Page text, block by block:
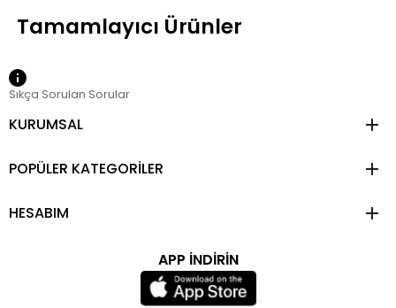
Sıkça Sorulan Sorular
KURUMSAL
POPÜLER KATEGORİLER
HESABIM
APP İNDİRİN